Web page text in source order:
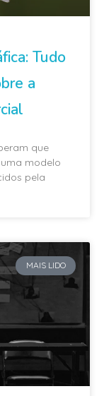
Tudo
a
que
modelo
pela
MAIS LIDO